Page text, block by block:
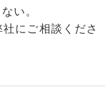
い。
にご相談くださ